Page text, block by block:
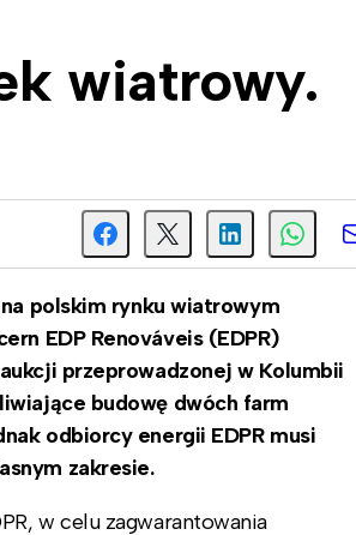
wiatrowy.
na polskim rynku wiatrowym
EDP Renováveis (EDPR)
przeprowadzonej w Kolumbii
budowę dwóch farm
odbiorcy energii EDPR musi
zakresie.
w celu zagwarantowania